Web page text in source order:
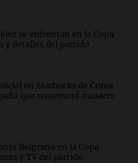
se enfrentan en la Copa
y detalles del partido
en Starbucks de Corea
que rememoró masacre
Belgrano en la Copa
y TV del partido